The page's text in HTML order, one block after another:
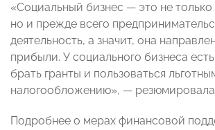
«Социальный бизнес — это не
но и прежде всего
деятельность, а значит, она
прибыли. У социального бизнеса
брать гранты и пользоваться
налогообложению», — резюмировала
Подробнее о мерах финансовой